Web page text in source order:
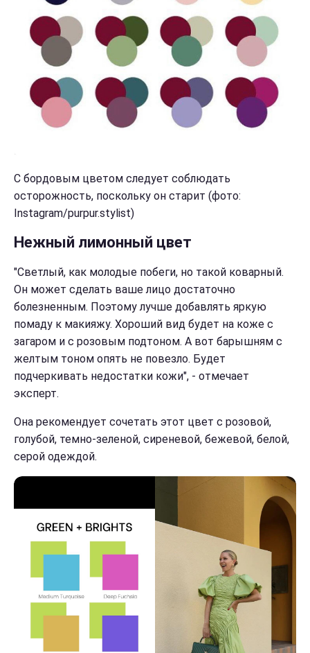
С бордовым цветом следует соблюдать
осторожность, поскольку он старит (фото:
Instagram/purpur.stylist)
Нежный лимонный цвет
"Светлый, как молодые побеги, но такой коварный.
Он может сделать ваше лицо достаточно
болезненным. Поэтому лучше добавлять яркую
помаду к макияжу. Хороший вид будет на коже с
загаром и с розовым подтоном. А вот барышням с
желтым тоном опять не повезло. Будет
подчеркивать недостатки кожи", - отмечает
эксперт.
Она рекомендует сочетать этот цвет с розовой,
голубой, темно-зеленой, сиреневой, бежевой, белой,
серой одеждой.